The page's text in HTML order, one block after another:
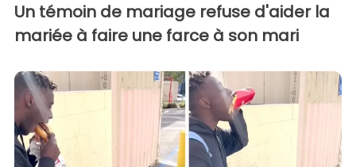
Un témoin de mariage refuse d'aider la
mariée à faire une farce à son mari